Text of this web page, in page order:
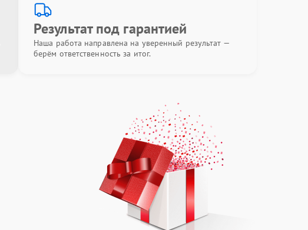
Результат под гарантией
Наша работа направлена на уверенный результат —
берём ответственность за итог.